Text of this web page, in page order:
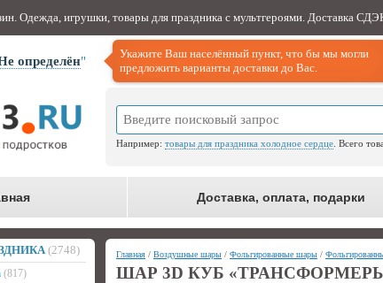
Одежда, игрушки, товары для праздника с мультгероями. Доставка
определён"
Укажите Ваш населённый пункт, что бы мы могли
предложить варианты доставки до Вас.
Например: товары для праздника холодное сердце . Всего
Доставка, оплата, подарки
(2748)
(817)
Главная / Воздушные шары / Фольгированные шары /
ШАР 3D КУБ